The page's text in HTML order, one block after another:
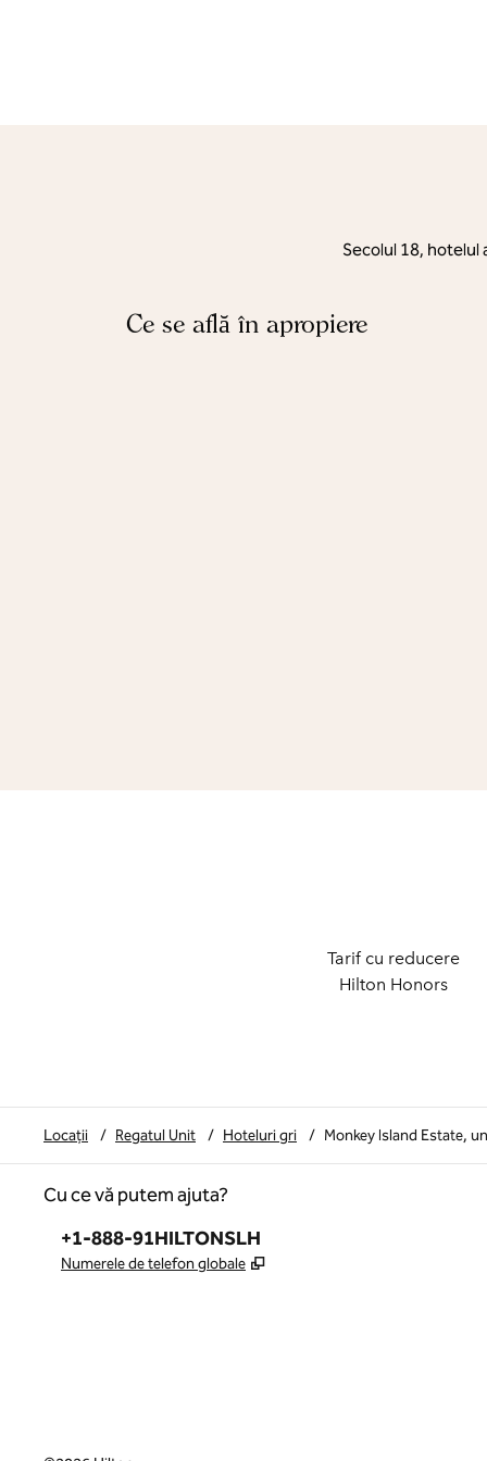
Secolul 18, hotelul
Ce se află în apropiere
Tarif cu reducere
Hilton Honors
Locații / Regatul Unit / Hoteluri gri / Monkey Island Estate,
Cu ce vă putem ajuta?
Telefon:
+1-888-91HILTONSLH
Numerele de telefon globale ,